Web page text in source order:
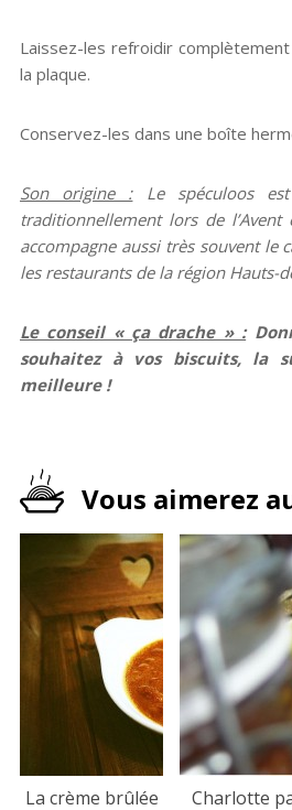
Laissez-les refroidir
la plaque.
Conservez-les dans une boîte
Son origine :Le spéculoos
traditionnellement lors de
accompagne aussi très souvent le
les restaurants de la région Hauts-
Le conseil « ça drache » :
souhaitez à vos biscuits, la
meilleure !
Vous aimerez
La crème brûlée
Charlotte